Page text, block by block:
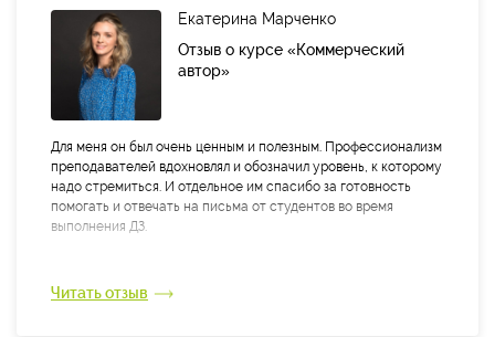
Екатерина Марченко
Отзыв о курсе «Коммерческий
автор»
Для меня он был очень ценным и полезным. Профессионализм
преподавателей вдохновлял и обозначил уровень, к которому
надо стремиться. И отдельное им спасибо за готовность
помогать и отвечать на письма от студентов во время
выполнения ДЗ.
Читать отзыв